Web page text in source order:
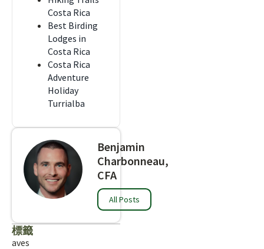
Costa Rica
Best Birding
Lodges in
Costa Rica
Costa Rica
Adventure
Holiday
Turrialba
Benjamin
Charbonneau,
CFA
All Posts
標籤
aves